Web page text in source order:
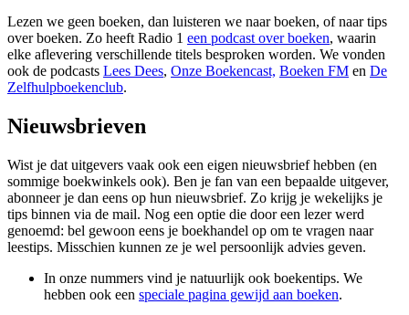
Lezen we geen boeken, dan luisteren we naar boeken, of naar tips
over boeken. Zo heeft Radio 1 een podcast over boeken, waarin
elke aflevering verschillende titels besproken worden. We vonden
ook de podcasts Lees Dees, Onze Boekencast, Boeken FM en De
Zelfhulpboekenclub.
Nieuwsbrieven
Wist je dat uitgevers vaak ook een eigen nieuwsbrief hebben (en
sommige boekwinkels ook). Ben je fan van een bepaalde uitgever,
abonneer je dan eens op hun nieuwsbrief. Zo krijg je wekelijks je
tips binnen via de mail. Nog een optie die door een lezer werd
genoemd: bel gewoon eens je boekhandel op om te vragen naar
leestips. Misschien kunnen ze je wel persoonlijk advies geven.
In onze nummers vind je natuurlijk ook boekentips. We
hebben ook een speciale pagina gewijd aan boeken.